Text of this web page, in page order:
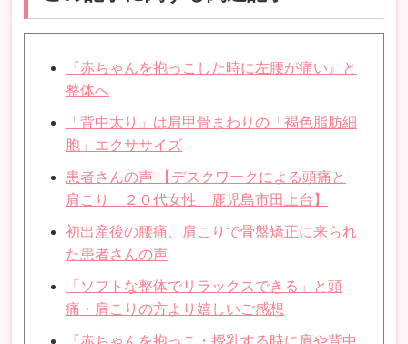
『赤ちゃんを抱っこした時に左腰が痛い』と
整体へ
「背中太り」は肩甲骨まわりの「褐色脂肪細
胞」エクササイズ
患者さんの声 【デスクワークによる頭痛と
肩こり ２０代女性 鹿児島市田上台】
初出産後の腰痛、肩こりで骨盤矯正に来られ
た患者さんの声
「ソフトな整体でリラックスできる」と頭
痛・肩こりの方より嬉しいご感想